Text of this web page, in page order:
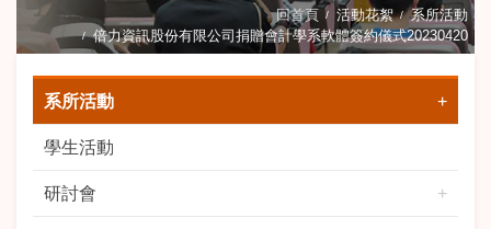
回首頁 活動花絮
系所活動
倍力資訊股份有限公司捐贈會計學系軟體簽約儀式20230420
系所活動
學生活動
研討會